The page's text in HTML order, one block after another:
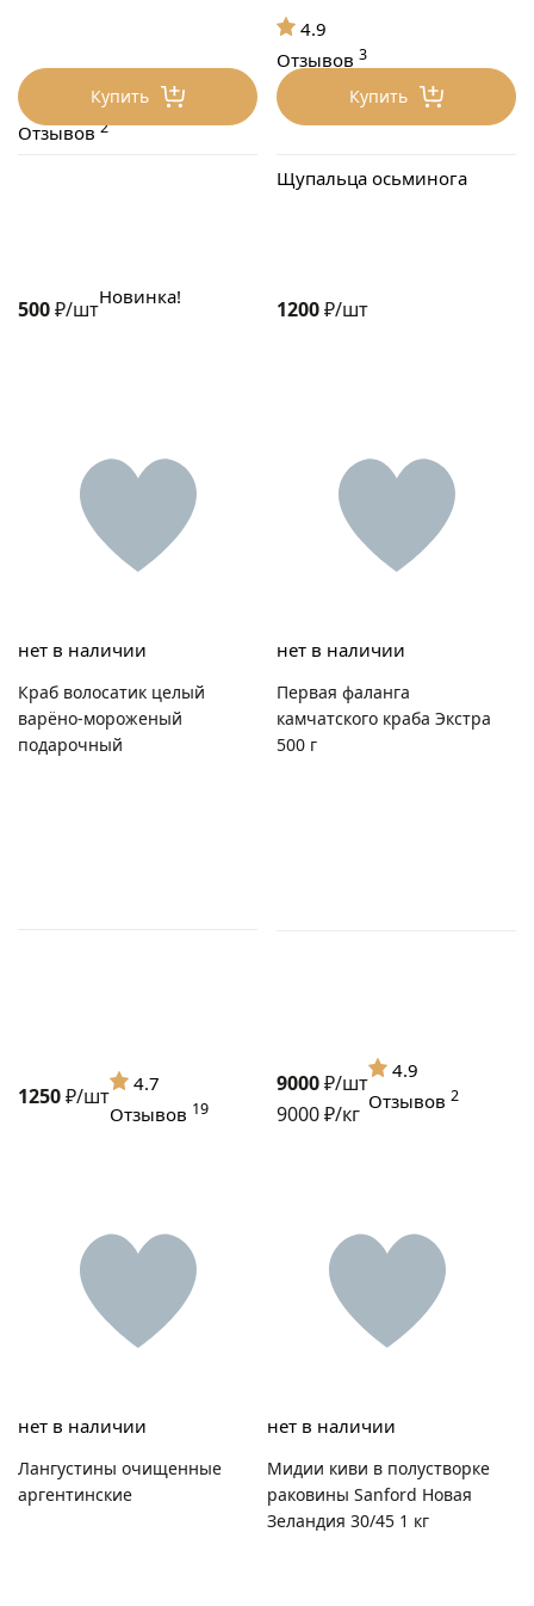
Купить
500₽/штНовинка!
Отзывов2
Купить
1200₽/шт
Щупальца осьминога
4.9
Отзывов3
нет в наличии
1250₽/шт
Краб волосатик целый
варёно-мороженый
подарочный
4.7
Отзывов 19
нет в наличии
9000₽/шт
9000 ₽/кг
Первая фаланга
камчатского краба Экстра
500 г
4.9
Отзывов2
нет в наличии
Лангустины очищенные
аргентинские
нет в наличии
Мидии киви в полустворке
раковины Sanford Новая
Зеландия 30/45 1 кг